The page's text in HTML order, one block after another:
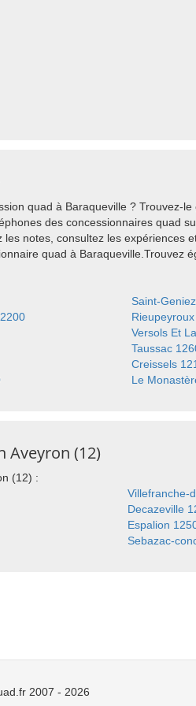
quad à Baraqueville ? Trouvez-
des concessionnaires quad
notes, consultez les expériences
quad à Baraqueville.Trouvez
Saint-
Versols Et
Taussac
Creissels
Le
Aveyron (12)
(12) :
Villefranche-
Decazeville
Espalion
Sebazac-
2007 - 2026